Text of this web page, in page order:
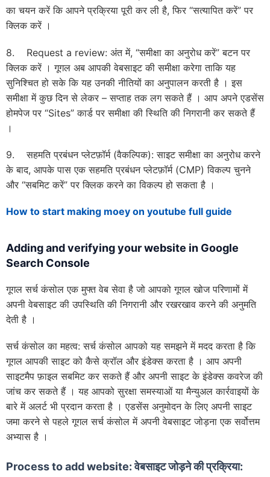
का चयन करें कि आपने प्रक्रिया पूरी कर ली है, फिर “सत्यापित करें” पर
क्लिक करें ।
8. Request a review: अंत में, “समीक्षा का अनुरोध करें” बटन पर
क्लिक करें । गूगल अब आपकी वेबसाइट की समीक्षा करेगा ताकि यह
सुनिश्चित हो सके कि यह उनकी नीतियों का अनुपालन करती है । इस
समीक्षा में कुछ दिन से लेकर – सप्ताह तक लग सकते हैं । आप अपने एडसेंस
होमपेज पर “Sites” कार्ड पर समीक्षा की स्थिति की निगरानी कर सकते हैं
।
9. सहमति प्रबंधन प्लेटफ़ॉर्म (वैकल्पिक): साइट समीक्षा का अनुरोध करने
के बाद, आपके पास एक सहमति प्रबंधन प्लेटफ़ॉर्म (CMP) विकल्प चुनने
और “सबमिट करें” पर क्लिक करने का विकल्प हो सकता है ।
How to start making moey on youtube full guide
Adding and verifying your website in Google
Search Console
गूगल सर्च कंसोल एक मुफ्त वेब सेवा है जो आपको गूगल खोज परिणामों में
अपनी वेबसाइट की उपस्थिति की निगरानी और रखरखाव करने की अनुमति
देती है ।
सर्च कंसोल का महत्व: सर्च कंसोल आपको यह समझने में मदद करता है कि
गूगल आपकी साइट को कैसे क्रॉल और इंडेक्स करता है । आप अपनी
साइटमैप फ़ाइल सबमिट कर सकते हैं और अपनी साइट के इंडेक्स कवरेज की
जांच कर सकते हैं । यह आपको सुरक्षा समस्याओं या मैन्युअल कार्रवाइयों के
बारे में अलर्ट भी प्रदान करता है । एडसेंस अनुमोदन के लिए अपनी साइट
जमा करने से पहले गूगल सर्च कंसोल में अपनी वेबसाइट जोड़ना एक सर्वोत्तम
अभ्यास है ।
Process to add website:वेबसाइट जोड़ने की प्रक्रिया: